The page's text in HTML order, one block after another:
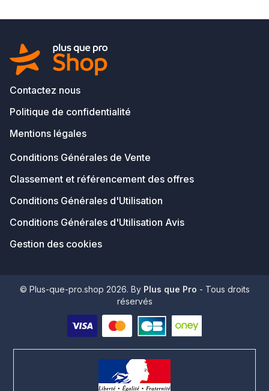
Contactez nous
Politique de confidentialité
Mentions légales
Conditions Générales de Vente
Classement et référencement des offres
Conditions Générales d'Utilisation
Conditions Générales d'Utilisation Avis
Gestion des cookies
© Plus-que-pro.shop 2026. By Plus que Pro - Tous droits
réservés